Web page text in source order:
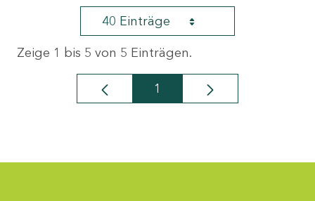
40 Einträge
Zeige 1 bis 5 von 5 Einträgen.
Seite
1